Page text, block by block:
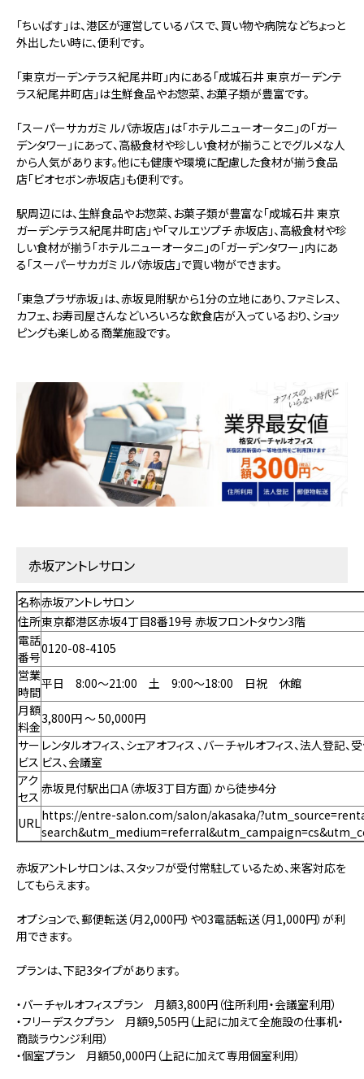
「ちぃばす」は、港区が運営しているバスで、買い物や病院などちょっと
外出したい時に、便利です。
「東京ガーデンテラス紀尾井町」内にある「成城石井 東京ガーデンテ
ラス紀尾井町店」は生鮮食品やお惣菜、お菓子類が豊富です。
「スーパーサカガミ ルパ赤坂店」は「ホテルニューオータニ」の「ガー
デンタワー」にあって、高級食材や珍しい食材が揃うことでグルメな人
から人気があります。他にも健康や環境に配慮した食材が揃う食品
店「ビオセボン赤坂店」も便利です。
駅周辺には、生鮮食品やお惣菜、お菓子類が豊富な「成城石井 東京
ガーデンテラス紀尾井町店」や「マルエツプチ 赤坂店」、高級食材や珍
しい食材が揃う「ホテルニューオータニ」の「ガーデンタワー」内にあ
る「スーパーサカガミ ルパ赤坂店」で買い物ができます。
「東急プラザ赤坂」は、赤坂見附駅から1分の立地にあり、ファミレス、
カフェ、お寿司屋さんなどいろいろな飲食店が入っているおり、ショッ
ピングも楽しめる商業施設です。
赤坂アントレサロン
名称赤坂アントレサロン
住所東京都港区赤坂4丁目8番19号 赤坂フロントタウン3階
電話
番号
0120-08-4105
営業
時間
平日 8:00～21:00 土 9:00～18:00 日祝 休館
月額
料金
3,800円 〜 50,000円
サー
ビス
レンタルオフィス、 シェアオフィス 、 バーチャルオフィス、法人登記、
ビス、会議室
アク
セス
赤坂見付駅出口A（赤坂3丁目方面）から徒歩4分
URLhttps://entre-salon.com/salon/akasaka/
赤坂アントレサロンは、スタッフが受付常駐しているため、来客対応を
してもらえます。
オプションで、郵便転送（月2,000円）や03電話転送（月1,000円）が利
用できます。
プランは、下記3タイプがあります。
・バーチャルオフィスプラン 月額3,800円（住所利用・会議室利用）
・フリーデスクプラン 月額9,505円（上記に加えて全施設の仕事机・
商談ラウンジ利用）
・個室プラン 月額50,000円（上記に加えて専用個室利用）